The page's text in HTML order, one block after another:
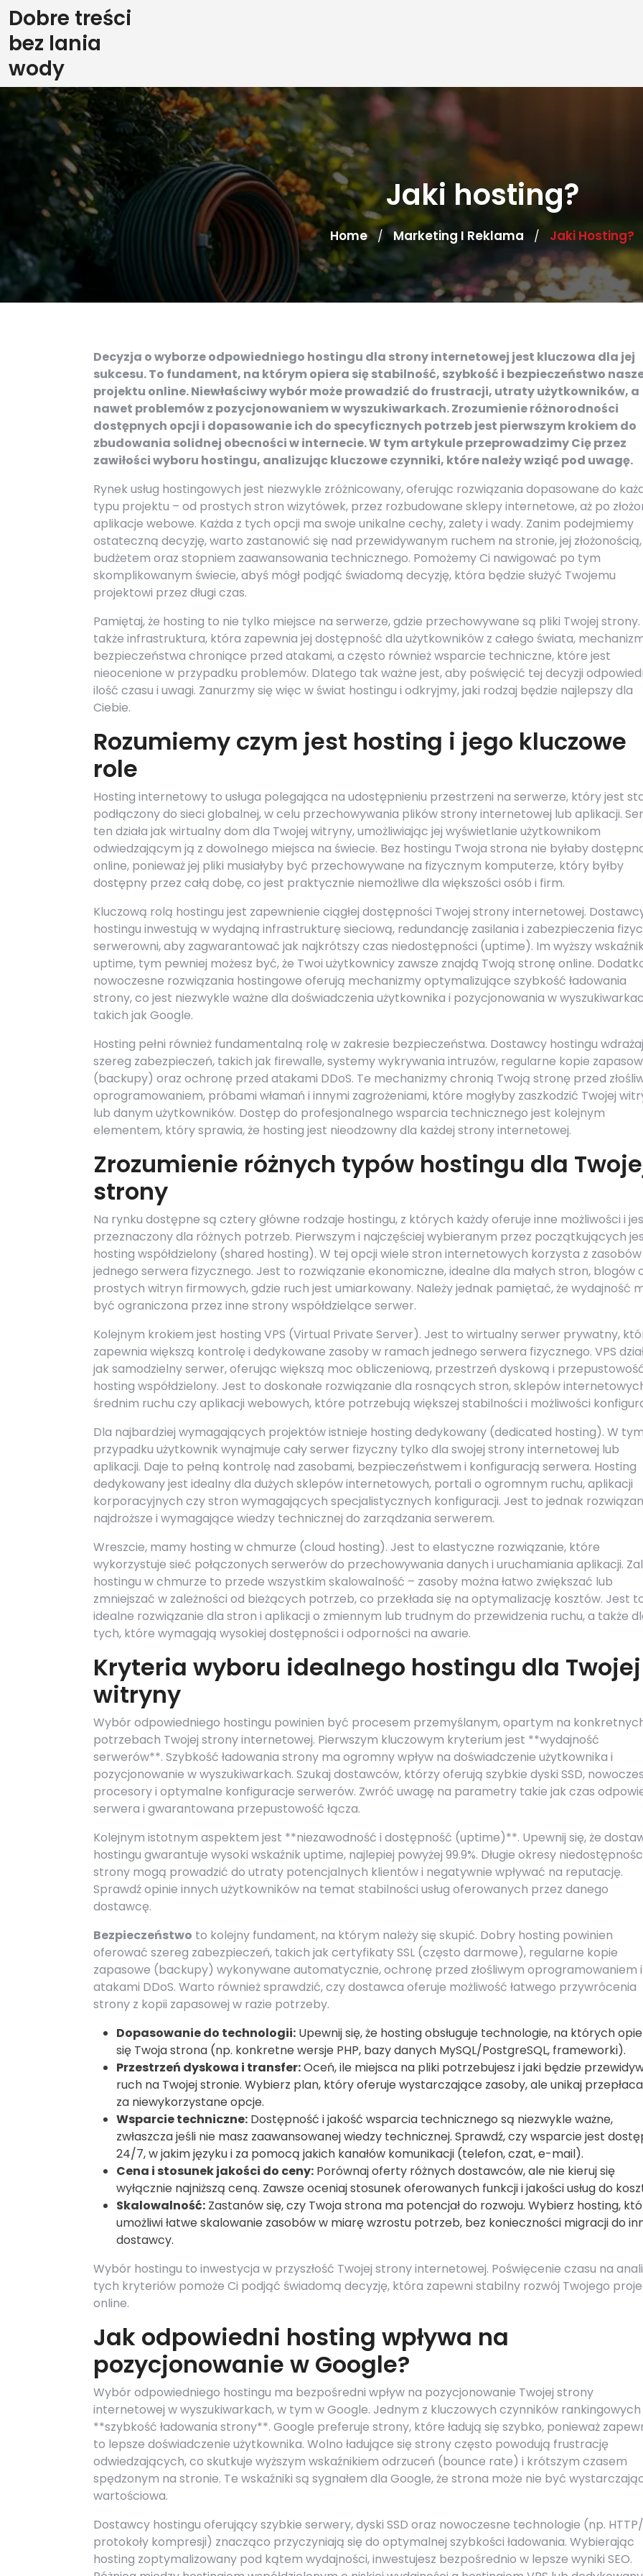
Skip
to
content
Dobre treści
bez lania
wody
Jaki hosting?
Home / Marketing I Reklama / Jaki Hosting?
Decyzja o wyborze odpowiedniego hostingu dla strony internetowej jest kluczowa dla jej
sukcesu. To fundament, na którym opiera się stabilność, szybkość i bezpieczeństwo
projektu online. Niewłaściwy wybór może prowadzić do frustracji, utraty użytkowników, a
nawet problemów z pozycjonowaniem w wyszukiwarkach. Zrozumienie różnorodności
dostępnych opcji i dopasowanie ich do specyficznych potrzeb jest pierwszym krokiem do
zbudowania solidnej obecności w internecie. W tym artykule przeprowadzimy Cię przez
zawiłości wyboru hostingu, analizując kluczowe czynniki, które należy wziąć pod uwagę.
Rynek usług hostingowych jest niezwykle zróżnicowany, oferując rozwiązania dopasowane do
typu projektu – od prostych stron wizytówek, przez rozbudowane sklepy internetowe, aż po
aplikacje webowe. Każda z tych opcji ma swoje unikalne cechy, zalety i wady. Zanim podejmiemy
ostateczną decyzję, warto zastanowić się nad przewidywanym ruchem na stronie, jej złożonością,
budżetem oraz stopniem zaawansowania technicznego. Pomożemy Ci nawigować po tym
skomplikowanym świecie, abyś mógł podjąć świadomą decyzję, która będzie służyć Twojemu
projektowi przez długi czas.
Pamiętaj, że hosting to nie tylko miejsce na serwerze, gdzie przechowywane są pliki Twojej strony.
także infrastruktura, która zapewnia jej dostępność dla użytkowników z całego świata,
bezpieczeństwa chroniące przed atakami, a często również wsparcie techniczne, które jest
nieocenione w przypadku problemów. Dlatego tak ważne jest, aby poświęcić tej decyzji
ilość czasu i uwagi. Zanurzmy się więc w świat hostingu i odkryjmy, jaki rodzaj będzie najlepszy dla
Ciebie.
Rozumiemy czym jest hosting i jego kluczowe
role
Hosting internetowy to usługa polegająca na udostępnieniu przestrzeni na serwerze, który jest
podłączony do sieci globalnej, w celu przechowywania plików strony internetowej lub aplikacji.
ten działa jak wirtualny dom dla Twojej witryny, umożliwiając jej wyświetlanie użytkownikom
odwiedzającym ją z dowolnego miejsca na świecie. Bez hostingu Twoja strona nie byłaby
online, ponieważ jej pliki musiałyby być przechowywane na fizycznym komputerze, który byłby
dostępny przez całą dobę, co jest praktycznie niemożliwe dla większości osób i firm.
Kluczową rolą hostingu jest zapewnienie ciągłej dostępności Twojej strony internetowej.
hostingu inwestują w wydajną infrastrukturę sieciową, redundancję zasilania i zabezpieczenia
serwerowni, aby zagwarantować jak najkrótszy czas niedostępności (uptime). Im wyższy wskaźnik
uptime, tym pewniej możesz być, że Twoi użytkownicy zawsze znajdą Twoją stronę online.
nowoczesne rozwiązania hostingowe oferują mechanizmy optymalizujące szybkość ładowania
strony, co jest niezwykle ważne dla doświadczenia użytkownika i pozycjonowania w
takich jak Google.
Hosting pełni również fundamentalną rolę w zakresie bezpieczeństwa. Dostawcy hostingu
szereg zabezpieczeń, takich jak firewalle, systemy wykrywania intruzów, regularne kopie
(backupy) oraz ochronę przed atakami DDoS. Te mechanizmy chronią Twoją stronę przed
oprogramowaniem, próbami włamań i innymi zagrożeniami, które mogłyby zaszkodzić Twojej
lub danym użytkowników. Dostęp do profesjonalnego wsparcia technicznego jest kolejnym
elementem, który sprawia, że hosting jest nieodzowny dla każdej strony internetowej.
Zrozumienie różnych typów hostingu dla
strony
Na rynku dostępne są cztery główne rodzaje hostingu, z których każdy oferuje inne możliwości i
przeznaczony dla różnych potrzeb. Pierwszym i najczęściej wybieranym przez początkujących
hosting współdzielony (shared hosting). W tej opcji wiele stron internetowych korzysta z zasobów
jednego serwera fizycznego. Jest to rozwiązanie ekonomiczne, idealne dla małych stron, blogów
prostych witryn firmowych, gdzie ruch jest umiarkowany. Należy jednak pamiętać, że wydajność
być ograniczona przez inne strony współdzielące serwer.
Kolejnym krokiem jest hosting VPS (Virtual Private Server). Jest to wirtualny serwer prywatny,
zapewnia większą kontrolę i dedykowane zasoby w ramach jednego serwera fizycznego. VPS
jak samodzielny serwer, oferując większą moc obliczeniową, przestrzeń dyskową i
hosting współdzielony. Jest to doskonałe rozwiązanie dla rosnących stron, sklepów
średnim ruchu czy aplikacji webowych, które potrzebują większej stabilności i możliwości
Dla najbardziej wymagających projektów istnieje hosting dedykowany (dedicated hosting). W tym
przypadku użytkownik wynajmuje cały serwer fizyczny tylko dla swojej strony internetowej lub
aplikacji. Daje to pełną kontrolę nad zasobami, bezpieczeństwem i konfiguracją serwera. Hosting
dedykowany jest idealny dla dużych sklepów internetowych, portali o ogromnym ruchu, aplikacji
korporacyjnych czy stron wymagających specjalistycznych konfiguracji. Jest to jednak
najdroższe i wymagające wiedzy technicznej do zarządzania serwerem.
Wreszcie, mamy hosting w chmurze (cloud hosting). Jest to elastyczne rozwiązanie, które
wykorzystuje sieć połączonych serwerów do przechowywania danych i uruchamiania aplikacji.
hostingu w chmurze to przede wszystkim skalowalność – zasoby można łatwo zwiększać lub
zmniejszać w zależności od bieżących potrzeb, co przekłada się na optymalizację kosztów. Jest
idealne rozwiązanie dla stron i aplikacji o zmiennym lub trudnym do przewidzenia ruchu, a także
tych, które wymagają wysokiej dostępności i odporności na awarie.
Kryteria wyboru idealnego hostingu dla Twojej
witryny
Wybór odpowiedniego hostingu powinien być procesem przemyślanym, opartym na
potrzebach Twojej strony internetowej. Pierwszym kluczowym kryterium jest **wydajność
serwerów**. Szybkość ładowania strony ma ogromny wpływ na doświadczenie użytkownika i
pozycjonowanie w wyszukiwarkach. Szukaj dostawców, którzy oferują szybkie dyski SSD,
procesory i optymalne konfiguracje serwerów. Zwróć uwagę na parametry takie jak czas
serwera i gwarantowana przepustowość łącza.
Kolejnym istotnym aspektem jest **niezawodność i dostępność (uptime)**. Upewnij się, że
hostingu gwarantuje wysoki wskaźnik uptime, najlepiej powyżej 99.9%. Długie okresy
strony mogą prowadzić do utraty potencjalnych klientów i negatywnie wpływać na reputację.
Sprawdź opinie innych użytkowników na temat stabilności usług oferowanych przez danego
dostawcę.
Bezpieczeństwo to kolejny fundament, na którym należy się skupić. Dobry hosting powinien
oferować szereg zabezpieczeń, takich jak certyfikaty SSL (często darmowe), regularne kopie
zapasowe (backupy) wykonywane automatycznie, ochronę przed złośliwym oprogramowaniem i
atakami DDoS. Warto również sprawdzić, czy dostawca oferuje możliwość łatwego przywrócenia
strony z kopii zapasowej w razie potrzeby.
Dopasowanie do technologii: Upewnij się, że hosting obsługuje technologie, na których
się Twoja strona (np. konkretne wersje PHP, bazy danych MySQL/PostgreSQL, frameworki).
Przestrzeń dyskowa i transfer:Oceń, ile miejsca na pliki potrzebujesz i jaki będzie
ruch na Twojej stronie. Wybierz plan, który oferuje wystarczające zasoby, ale unikaj
za niewykorzystane opcje.
Wsparcie techniczne: Dostępność i jakość wsparcia technicznego są niezwykle ważne,
zwłaszcza jeśli nie masz zaawansowanej wiedzy technicznej. Sprawdź, czy wsparcie jest
24/7, w jakim języku i za pomocą jakich kanałów komunikacji (telefon, czat, e-mail).
Cena i stosunek jakości do ceny: Porównaj oferty różnych dostawców, ale nie kieruj się
wyłącznie najniższą ceną. Zawsze oceniaj stosunek oferowanych funkcji i jakości usług do
Skalowalność: Zastanów się, czy Twoja strona ma potencjał do rozwoju. Wybierz hosting,
umożliwi łatwe skalowanie zasobów w miarę wzrostu potrzeb, bez konieczności migracji do
dostawcy.
Wybór hostingu to inwestycja w przyszłość Twojej strony internetowej. Poświęcenie czasu na
tych kryteriów pomoże Ci podjąć świadomą decyzję, która zapewni stabilny rozwój Twojego
online.
Jak odpowiedni hosting wpływa na
pozycjonowanie w Google?
Wybór odpowiedniego hostingu ma bezpośredni wpływ na pozycjonowanie Twojej strony
internetowej w wyszukiwarkach, w tym w Google. Jednym z kluczowych czynników rankingowych
**szybkość ładowania strony**. Google preferuje strony, które ładują się szybko, ponieważ
to lepsze doświadczenie użytkownika. Wolno ładujące się strony często powodują frustrację
odwiedzających, co skutkuje wyższym wskaźnikiem odrzuceń (bounce rate) i krótszym czasem
spędzonym na stronie. Te wskaźniki są sygnałem dla Google, że strona może nie być
wartościowa.
Dostawcy hostingu oferujący szybkie serwery, dyski SSD oraz nowoczesne technologie (np.
protokoły kompresji) znacząco przyczyniają się do optymalnej szybkości ładowania. Wybierając
hosting zoptymalizowany pod kątem wydajności, inwestujesz bezpośrednio w lepsze wyniki SEO.